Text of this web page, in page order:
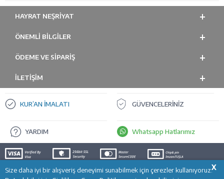
X
Size daha iyi bir alışveriş deneyimi sunabilmek için çerezler kullanıyoruz.
SEPETE EKLE
HAYRAT NEŞRIYAT
ÖNEMLI BILGILER
ÖDEME VE SİPARİŞ
İLETİŞİM
KUR’AN İMALATI GÜVENCELERİNİZ
YARDIM Whatsapp Hatlarımız
T-Soft E-Ticaret Sistemleriyle Hazırlanmıştır.